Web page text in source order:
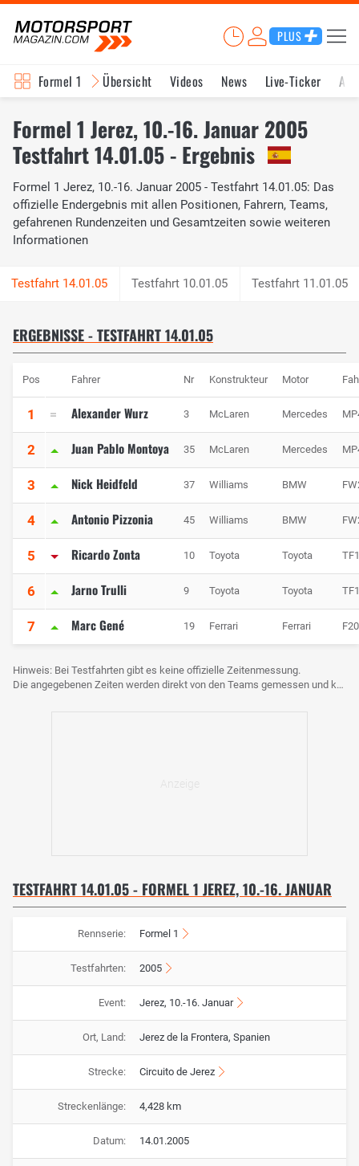
PLUS
Formel 1 Übersicht Videos News Live-Ticker
Formel 1 Jerez, 10.-16. Januar 2005
Testfahrt 14.01.05 - Ergebnis
Formel 1 Jerez, 10.-16. Januar 2005 - Testfahrt 14.01.05: Das
offizielle Endergebnis mit allen Positionen, Fahrern, Teams,
gefahrenen Rundenzeiten und Gesamtzeiten sowie weiteren
Informationen
Testfahrt 10.01.05 Testfahrt 11.01.05
ERGEBNISSE - TESTFAHRT 14.01.05
Pos Fahrer Nr Konstrukteur Motor
1 Alexander Wurz 3 McLaren Mercedes
2 Juan Pablo Montoya 35 McLaren Mercedes
3 Nick Heidfeld 37 Williams BMW
4 Antonio Pizzonia 45 Williams BMW
5 Ricardo Zonta 10 Toyota Toyota
6 Jarno Trulli 9 Toyota Toyota
7 Marc Gené 19 Ferrari Ferrari
Hinweis: Bei Testfahrten gibt es keine offizielle Zeitenmessung.
Die angegebenen Zeiten werden direkt von den Teams gemessen und können voneinander abweichen.
TESTFAHRT 14.01.05 - FORMEL 1 JEREZ, 10.-16. JANUAR
Rennserie: Formel 1
Testfahrten: 2005
Event: Jerez, 10.-16. Januar
Ort, Land: Jerez de la Frontera, Spanien
Strecke: Circuito de Jerez
Streckenlänge: 4,428 km
Datum: 14.01.2005